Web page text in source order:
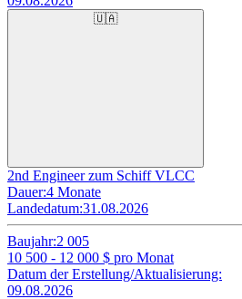
🇺🇦
2nd Engineer zum Schiff VLCC
Dauer:4 Monate
Landedatum:31.08.2026
Baujahr:2 005
10 500 - 12 000 $ pro Monat
Datum der Erstellung/Aktualisierung:
09.08.2026